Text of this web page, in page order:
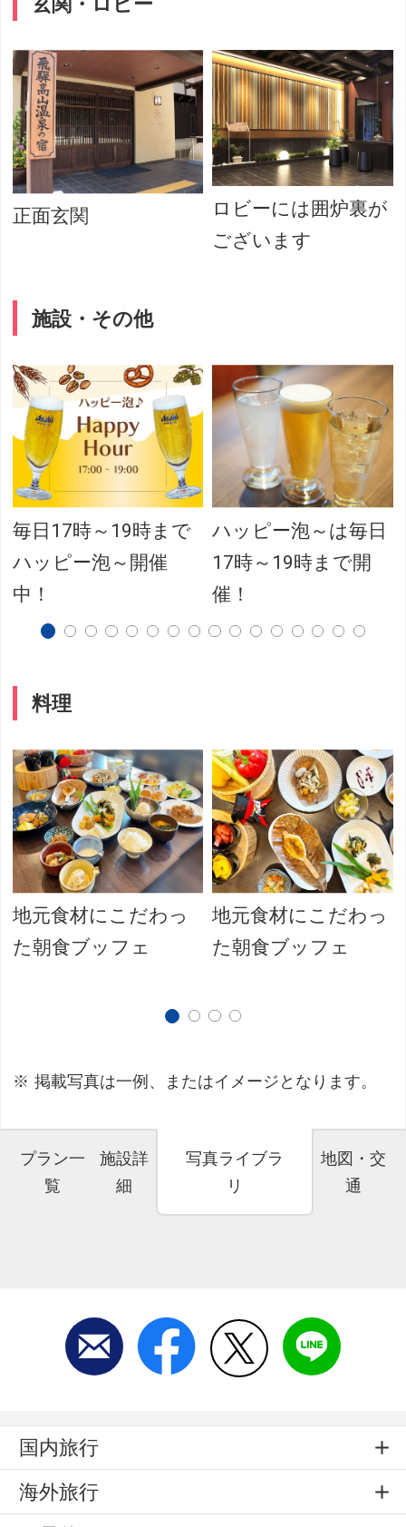
正面玄関
ロビーには囲炉裏が
ございます
施設・その他
毎日17時～19時まで
ハッピー泡～開催
中！
ハッピー泡～は毎日
17時～19時まで開
催！
料理
地元食材にこだわっ
た朝食ブッフェ
地元食材にこだわっ
た朝食ブッフェ
掲載写真は一例、またはイメージとなります。
プラン一
覧
施設詳
細
写真ライブラ
リ
地図・交
通
国内旅行
海外旅行